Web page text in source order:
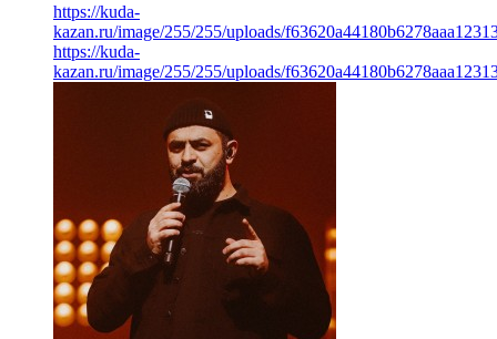
https://kuda-
kazan.ru/image/255/255/uploads/
https://kuda-
kazan.ru/image/255/255/uploads/